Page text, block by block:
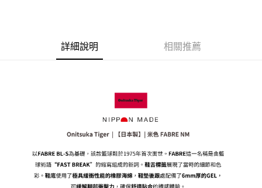
每筆NT$80，滿NT$6,000(含以上)免運費
每筆NT$80，滿NT$6,000(含以上)免運費
付款後7-11取貨
每筆NT$80，滿NT$6,000(含以上)免運費
詳細說明 相關推薦